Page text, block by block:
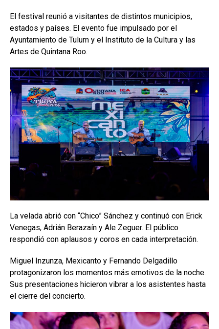
El festival reunió a visitantes de distintos municipios,
estados y países. El evento fue impulsado por el
Ayuntamiento de Tulum y el Instituto de la Cultura y las
Artes de Quintana Roo.
La velada abrió con “Chico” Sánchez y continuó con Erick
Venegas, Adrián Berazaín y Ale Zeguer. El público
respondió con aplausos y coros en cada interpretación.
Miguel Inzunza, Mexicanto y Fernando Delgadillo
protagonizaron los momentos más emotivos de la noche.
Sus presentaciones hicieron vibrar a los asistentes hasta
el cierre del concierto.